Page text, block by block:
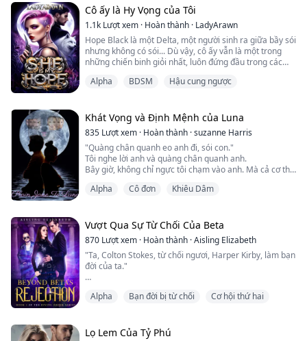
của cô."
Tôi trừng mắt ...
Cô ấy là Hy Vọng của Tôi
1.1k Lượt xem · Hoàn thành · LadyArawn
Hope Black là một Delta, một người sinh ra giữa bầy sói
nhưng không có sói... Dù vậy, cô ấy vẫn là một trong
những chiến binh giỏi nhất, luôn đứng đầu trong các
Với cơ hội được huấn luyện tại lâu đài hoàng gia Lycan
Mệnh của mình ngay ngày đầu tiên.
Dylan Miller là một Alpha, l...
Alpha BDSM Hậu cung ngược
Khát Vọng và Định Mệnh của Luna
835 Lượt xem · Hoàn thành ·suzanne Harris
"Quàng chân quanh eo anh đi, sói con."
Tôi nghe lời anh và quàng chân quanh anh.
Bây giờ, không chỉ ngực tôi chạm vào anh. Mà cả cơ thể
"Gọi tên anh đi, sói con,"
Khi tôi cảm nhận tay anh ôm lấy bầu ngực tròn của
mình, tôi rên rỉ gọi tên anh thành tiếng.
Anh tiếp tục hôn ngự...
Alpha Cô đơn Khiêu Dâm
Vượt Qua Sự Từ Chối Của Beta
870 Lượt xem · Hoàn thành ·Aisling Elizabeth
"Ta, Colton Stokes, từ chối ngươi, Harper Kirby, làm bạn
đời của ta."
tương lai beta của bầy đàn, tàn nhẫn từ chối vào ngày
đi con sói của mình để chấp nhận sự từ chối đó và thực
Alpha Bạn đời bị từ chối Cơ hội thứ hai
Lọ Lem Của Tỷ Phú